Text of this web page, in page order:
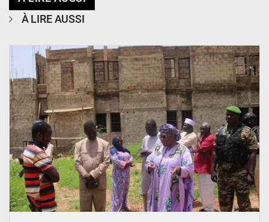
À LIRE AUSSI